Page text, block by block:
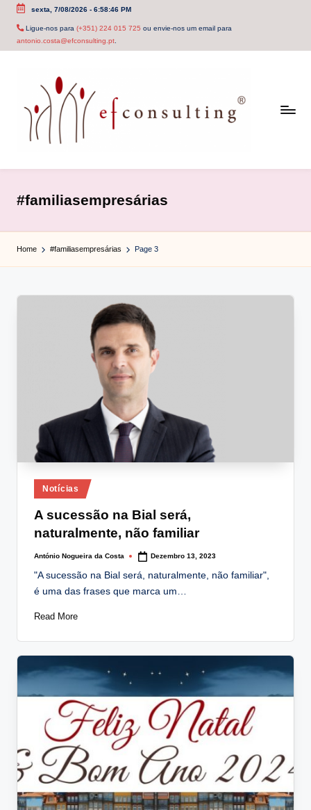
Skip
sexta, 7/08/2026- 6:58:46 PM
Ligue-nos para (+351) 224 015 725 ou envie-nos um email para
antonio.costa@efconsulting.pt.
c
o
n
u
t
#familiasempresárias
Home #familiasempresárias Page 3
Posted
in
Notícias
A sucessão na Bial será,
naturalmente, não familiar
Posted
António Nogueira da Costa Dezembro 13, 2023
"A sucessão na Bial será, naturalmente, não familiar",
é uma das frases que marca um…
Read More